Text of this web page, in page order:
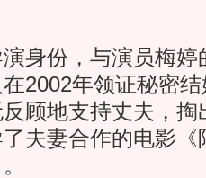
份，与演员梅婷
2002年领证秘密
顾地支持丈夫，
夫妻合作的电影《